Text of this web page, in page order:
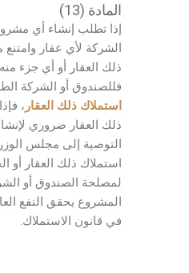
المادة (13)
إذا تطلب إنشاء أي
الشركة لأي عقار وامتنع
ذلك العقار أو أي جزء
فللصندوق أو الشركة
استملاك ذلك العقار ،
ذلك العقار ضروري
التوصية إلى مجلس
استملاك ذلك العقار أو
لمصلحة الصندوق أو
المشروع يحقق النفع
في قانون الاستملاك.